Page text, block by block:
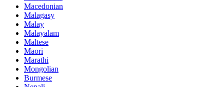
Macedonian
Malagasy
Malay
Malayalam
Maltese
Maori
Marathi
Mongolian
Burmese